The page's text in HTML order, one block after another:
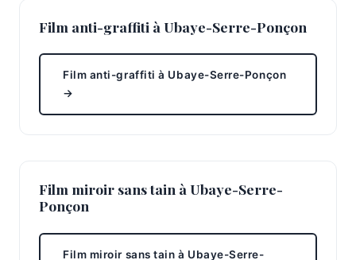
Film anti-graffiti à Ubaye-Serre-Ponçon
Film anti-graffiti à Ubaye-Serre-Ponçon
→
Film miroir sans tain à Ubaye-Serre-
Ponçon
Film miroir sans tain à Ubaye-Serre-